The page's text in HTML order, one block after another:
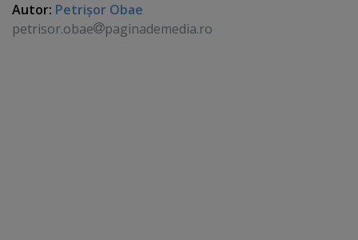
Autor: Petrişor Obae
petrisor.obae
paginademedia.ro